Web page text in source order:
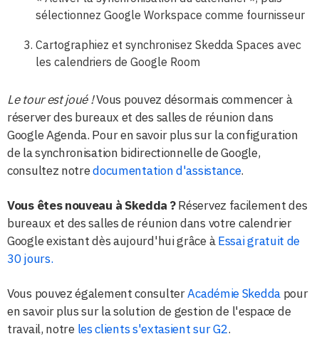
sélectionnez Google Workspace comme fournisseur
Cartographiez et synchronisez Skedda Spaces avec
les calendriers de Google Room
Le tour est joué !Vous pouvez désormais commencer à
réserver des bureaux et des salles de réunion dans
Google Agenda. Pour en savoir plus sur la configuration
de la synchronisation bidirectionnelle de Google,
consultez notredocumentation d'assistance.
Vous êtes nouveau à Skedda ?Réservez facilement des
bureaux et des salles de réunion dans votre calendrier
Google existant dès aujourd'hui grâce àEssai gratuit de
30 jours.
Vous pouvez également consulterAcadémie Skeddapour
en savoir plus sur la solution de gestion de l'espace de
travail, notre les clients s'extasient sur G2.